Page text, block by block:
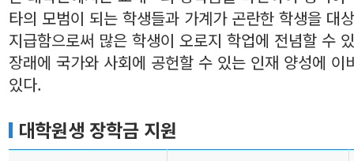
타의 모범이 되는 학생들과 가계가 곤란한 학생을 대
지급함으로써 많은 학생이 오로지 학업에 전념할 수
장래에 국가와 사회에 공헌할 수 있는 인재 양성에 이
있다.
대학원생 장학금 지원